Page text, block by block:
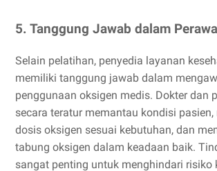
5. Tanggung Jawab dalam
Selain pelatihan, penyedia layanan
memiliki tanggung jawab dalam
penggunaan oksigen medis. Dokter dan
secara teratur memantau kondisi
dosis oksigen sesuai kebutuhan, dan
tabung oksigen dalam keadaan baik.
sangat penting untuk menghindari risiko